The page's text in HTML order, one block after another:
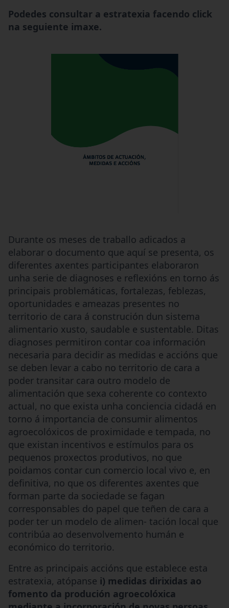
Podedes consultar a estratexia facendo click
na seguiente imaxe.
Durante os meses de traballo adicados a
elaborar o documento que aquí se presenta, os
diferentes axentes participantes elaboraron
unha serie de diagnoses e reflexións en torno ás
principais problemáticas, fortalezas, feblezas,
oportunidades e ameazas presentes no
territorio de cara á construción dun sistema
alimentario xusto, saudable e sustentable. Ditas
diagnoses permitiron contar coa información
necesaria para decidir as medidas e accións que
se deben levar a cabo no territorio de cara a
poder transitar cara outro modelo de
alimentación que sexa coherente co contexto
actual, no que exista unha conciencia cidadá en
torno á importancia de consumir alimentos
agroecolóxicos de proximidade e tempada, no
que existan incentivos e estímulos para os
pequenos proxectos produtivos, no que
poidamos contar cun comercio local vivo e, en
definitiva, no que os diferentes axentes que
forman parte da sociedade se fagan
corresponsables do papel que teñen de cara a
poder ter un modelo de alimen- tación local que
contribúa ao desenvolvemento humán e
económico do territorio.
Entre as principais accións que establece esta
estratexia, atópanse i) medidas dirixidas ao
fomento da produción agroecolóxica